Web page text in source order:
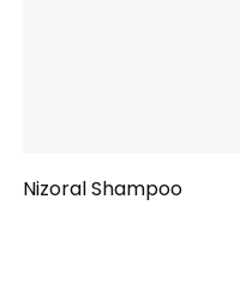
Nizoral Shampoo